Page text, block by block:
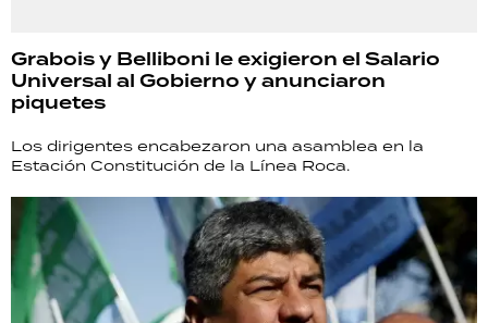
Grabois y Belliboni le exigieron el Salario
Universal al Gobierno y anunciaron
piquetes
Los dirigentes encabezaron una asamblea en la
Estación Constitución de la Línea Roca.